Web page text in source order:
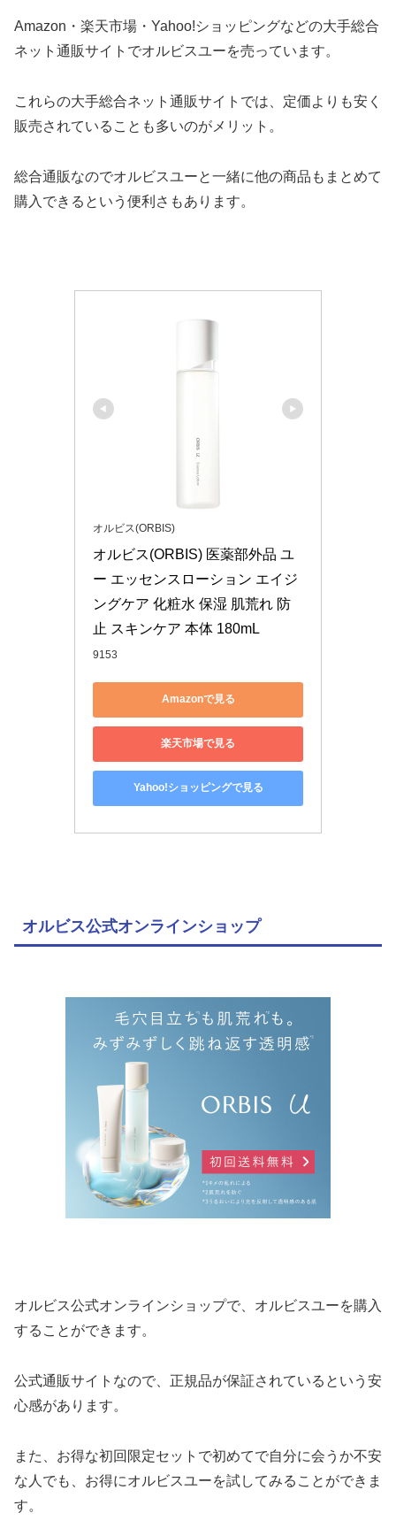
Amazon・楽天市場・Yahoo!ショッピングなどの大手総合
ネット通販サイトでオルビスユーを売っています。
これらの大手総合ネット通販サイトでは、定価よりも安く
販売されていることも多いのがメリット。
総合通販なのでオルビスユーと一緒に他の商品もまとめて
購入できるという便利さもあります。
オルビス(ORBIS)
オルビス(ORBIS) 医薬部外品 ユ
ー エッセンスローション エイジ
ングケア 化粧水 保湿 肌荒れ 防
止 スキンケア 本体 180mL
9153
Amazonで見る
楽天市場で見る
Yahoo!ショッピングで見る
オルビス公式オンラインショップ
オルビス公式オンラインショップで、オルビスユーを購入
することができます。
公式通販サイトなので、正規品が保証されているという安
心感があります。
また、お得な初回限定セットで初めてで自分に会うか不安
な人でも、お得にオルビスユーを試してみることができま
す。